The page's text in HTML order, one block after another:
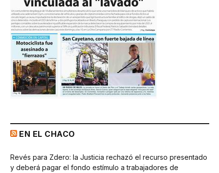
EN EL CHACO
Revés para Zdero: la Justicia rechazó el recurso presentado
y deberá pagar el fondo estímulo a trabajadores de